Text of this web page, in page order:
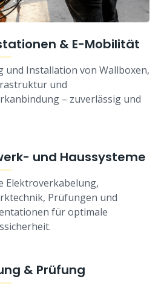
& E-Mobilität
und Installation von Wallboxen,
und
– zuverlässig und
und Haussysteme
Elektroverkabelung,
Prüfungen und
für optimale
& Prüfung